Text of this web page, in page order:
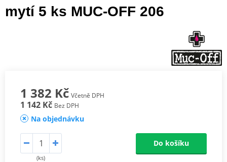
mytí 5 ks MUC-OFF 206
1 382 Kč Včetně DPH
1 142 Kč Bez DPH
Na objednávku
(ks)
Do košíku